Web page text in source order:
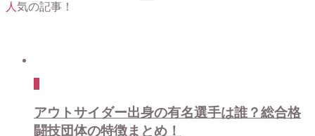
人気の記事！
1
アウトサイダー出身の有名選手は誰？総合格
闘技団体の特徴まとめ！